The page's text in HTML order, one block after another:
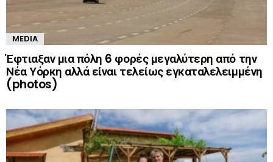
MEDIA
Έφτιαξαν μια πόλη 6 φορές μεγαλύτερη από την
Νέα Υόρκη αλλά είναι τελείως εγκαταλελειμμένη
(photos)